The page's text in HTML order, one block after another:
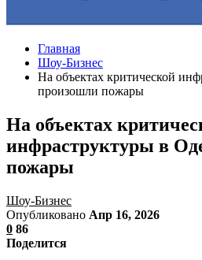
Главная
Шоу-Бизнес
На объектах критической
произошли пожары
На объектах
инфраструктуры в
пожары
Шоу-Бизнес
Опубликовано Апр 16, 2026
0 86
Поделится